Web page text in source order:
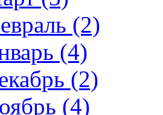
(2)
(4)
(2)
(4)